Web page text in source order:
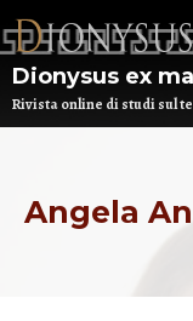
Dionysus ex
Rivista online di studi sul
Angela